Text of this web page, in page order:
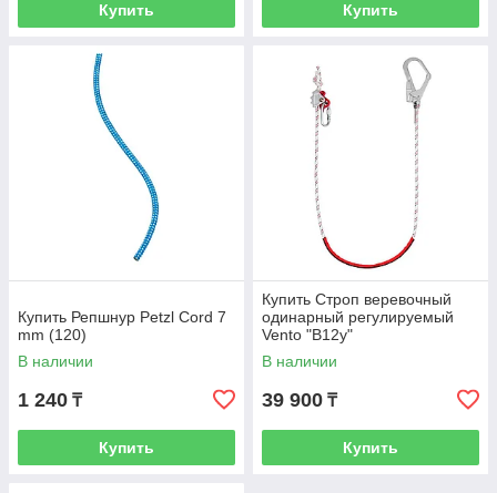
Купить Купить
Купить Репшнур Petzl Cord 7
mm (120)
В наличии
1 240 ₸
Купить
Купить Строп веревочный
одинарный регулируемый
Vento "B12y"
В наличии
39 900 ₸
Купить